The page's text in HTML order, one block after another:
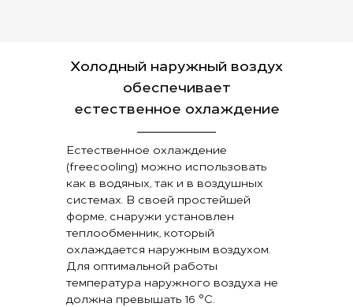
Холодный наружный воздух
обеспечивает
естественное охлаждение
Естественное охлаждение
(freecooling) можно использовать
как в водяных, так и в воздушных
системах. В своей простейшей
форме, снаружи установлен
теплообменник, который
охлаждается наружным воздухом.
Для оптимальной работы
температура наружного воздуха не
должна превышать 16 °C.